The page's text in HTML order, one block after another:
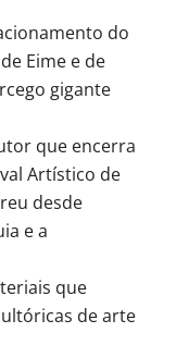
do
Eime e de
gigante
que encerra
Artístico de
desde
e a
que
de arte